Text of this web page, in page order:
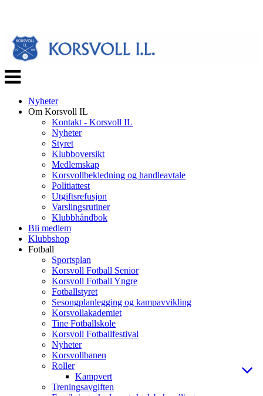
Veksle
navigasjon
Nyheter
Om Korsvoll IL
Kontakt - Korsvoll IL
Nyheter
Styret
Klubboversikt
Medlemskap
Korsvollbekledning og handleavtale
Politiattest
Utgiftsrefusjon
Varslingsrutiner
Klubbhåndbok
Bli medlem
Klubbshop
Fotball
Sportsplan
Korsvoll Fotball Senior
Korsvoll Fotball Yngre
Fotballstyret
Sesongplanlegging og kampavvikling
Korsvollakademiet
Tine Fotballskole
Korsvoll Fotballfestival
Nyheter
Korsvollbanen
Roller
Kampvert
Treningsavgiften